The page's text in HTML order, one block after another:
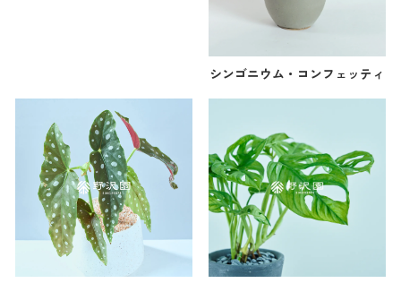
シンゴニウム・コンフェッティ